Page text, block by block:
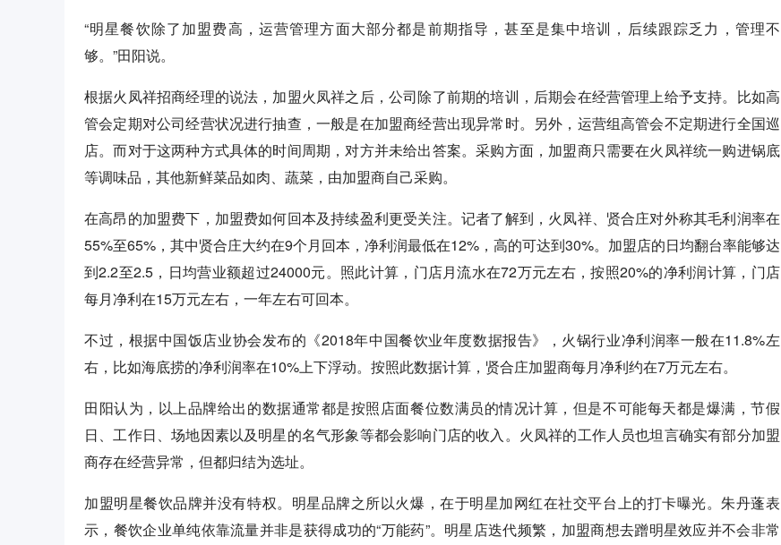
“明星餐饮除了加盟费高，运营管理方面大部分都是前期指导，甚至是集中培训，后续跟踪乏力，管理不
够。”田阳说。
根据火凤祥招商经理的说法，加盟火凤祥之后，公司除了前期的培训，后期会在经营管理上给予支持。比如高
管会定期对公司经营状况进行抽查，一般是在加盟商经营出现异常时。另外，运营组高管会不定期进行全国巡
店。而对于这两种方式具体的时间周期，对方并未给出答案。采购方面，加盟商只需要在火凤祥统一购进锅底
等调味品，其他新鲜菜品如肉、蔬菜，由加盟商自己采购。
在高昂的加盟费下，加盟费如何回本及持续盈利更受关注。记者了解到，火凤祥、贤合庄对外称其毛利润率在
55%至65%，其中贤合庄大约在9个月回本，净利润最低在12%，高的可达到30%。加盟店的日均翻台率能够达
到2.2至2.5，日均营业额超过24000元。照此计算，门店月流水在72万元左右，按照20%的净利润计算，门店
每月净利在15万元左右，一年左右可回本。
不过，根据中国饭店业协会发布的《2018年中国餐饮业年度数据报告》，火锅行业净利润率一般在11.8%左
右，比如海底捞的净利润率在10%上下浮动。按照此数据计算，贤合庄加盟商每月净利约在7万元左右。
田阳认为，以上品牌给出的数据通常都是按照店面餐位数满员的情况计算，但是不可能每天都是爆满，节假
日、工作日、场地因素以及明星的名气形象等都会影响门店的收入。火凤祥的工作人员也坦言确实有部分加盟
商存在经营异常，但都归结为选址。
加盟明星餐饮品牌并没有特权。明星品牌之所以火爆，在于明星加网红在社交平台上的打卡曝光。朱丹蓬表
示，餐饮企业单纯依靠流量并非是获得成功的“万能药”。明星店迭代频繁，加盟商想去蹭明星效应并不会非常